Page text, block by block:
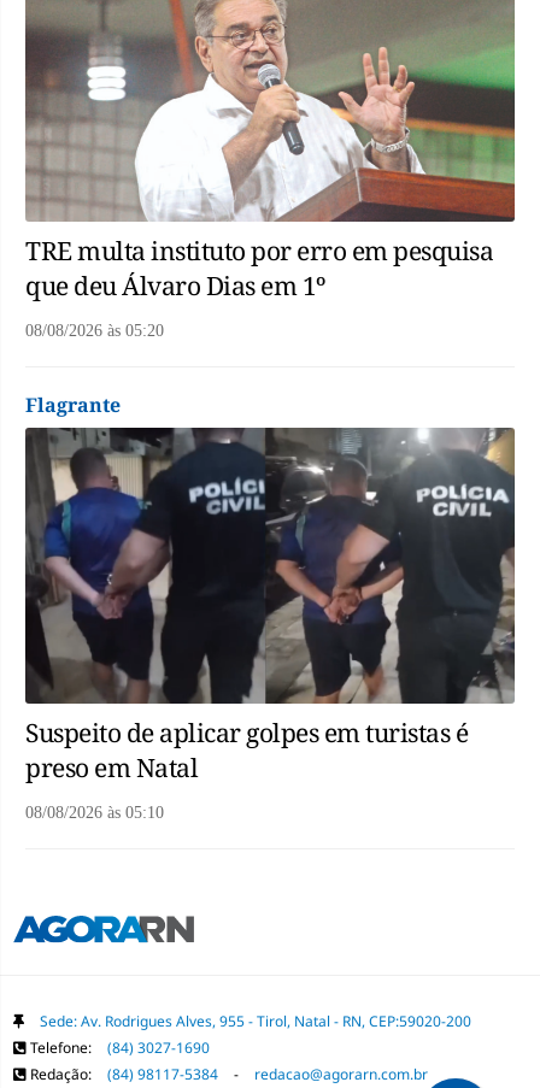
TRE multa instituto por erro em pesquisa
que deu Álvaro Dias em 1º
08/08/2026 às 05:20
Flagrante
Suspeito de aplicar golpes em turistas é
preso em Natal
08/08/2026 às 05:10
Sede: Av. Rodrigues Alves, 955 - Tirol, Natal - RN, CEP:59020-200
Telefone:
(84) 3027-1690
Redação:
(84) 98117-5384 - redacao@agorarn.com.br